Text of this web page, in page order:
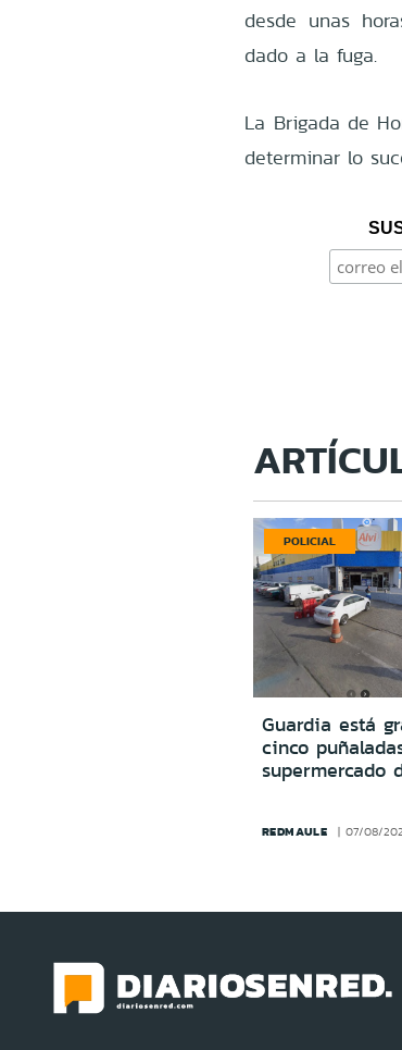
desde unas
dado a la fuga.
La Brigada de
determinar lo
POLICIAL
Guardia está
cinco
supermercado
REDMAULE 07/08/